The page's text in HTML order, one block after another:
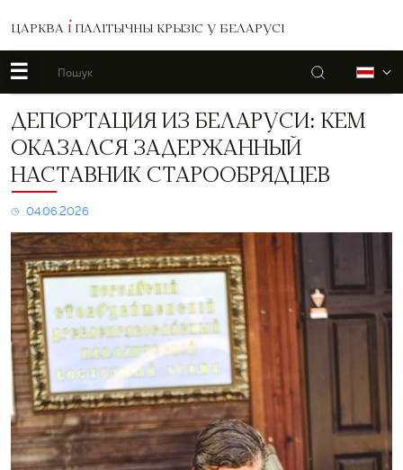
ЦАРКВА І ПАЛІТЫЧНЫ КРЫЗІС У БЕЛАРУСІ
☰ Пошук
Депортация
из
Беларуси:
кем
оказался
задержанный
наставник
старообрядцев
ДЕПОРТАЦИЯ ИЗ БЕЛАРУСИ: КЕМ
ОКАЗАЛСЯ ЗАДЕРЖАННЫЙ
НАСТАВНИК СТАРООБРЯДЦЕВ
04.06.2026